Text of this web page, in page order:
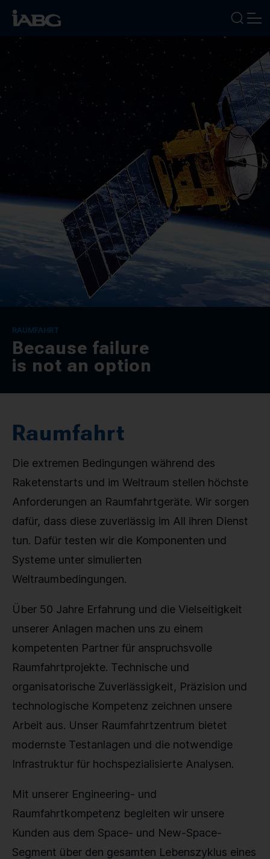
BRANCHEN
LEISTUNGEN
FOKUSTHEMEN
UNTERNEHMEN
TERMINE
SPRACHE / LANGUAGE
DE
RAUMFAHRT
Because failure
is not an option
Raumfahrt
Die extremen Bedingungen während des
Raketenstarts und im Weltraum stellen höchste
Anforderungen an Raumfahrtgeräte. Wir sorgen
dafür, dass diese zuverlässig im All ihren Dienst
tun. Dafür testen wir die Komponenten und
Systeme unter simulierten
Weltraumbedingungen.
Über 50 Jahre Erfahrung und die Vielseitigkeit
unserer Anlagen machen uns zu einem
kompetenten Partner für anspruchsvolle
Raumfahrtprojekte. Technische und
organisatorische Zuverlässigkeit, Präzision und
technologische Kompetenz zeichnen unsere
Arbeit aus. Unser Raumfahrtzentrum bietet
modernste Testanlagen und die notwendige
Infrastruktur für hochspezialisierte Analysen.
Mit unserer Engineering- und
Raumfahrtkompetenz begleiten wir unsere
Kunden aus dem Space- und New-Space-
Segment über den gesamten Lebenszyklus eines